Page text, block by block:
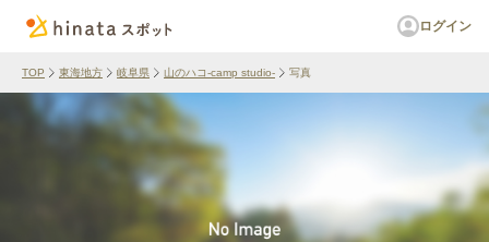
ログイン
TOP 東海地方 岐阜県 山のハコ-camp studio- 写真